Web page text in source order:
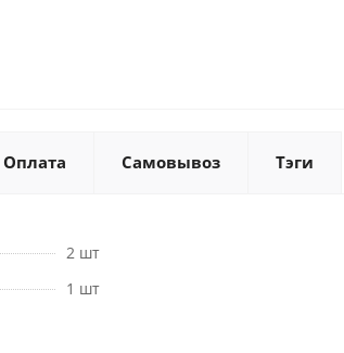
Оплата Самовывоз Тэги
2 шт
1 шт